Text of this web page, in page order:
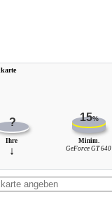
? 15%
Ihre
↓
Minim.
GeForce GT 640